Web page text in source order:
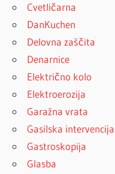
Cvetličarna
DanKuchen
Delovna zaščita
Denarnice
Električno kolo
Elektroerozija
Garažna vrata
Gasilska intervencija
Gastroskopija
Glasba